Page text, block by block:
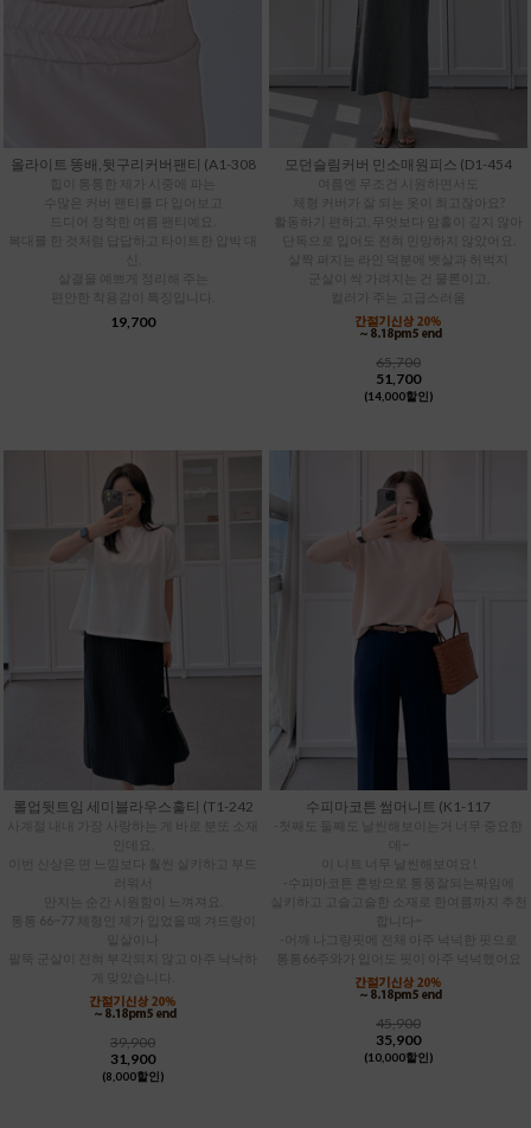
올라이트 똥배,뒷구리커버팬티 (A1-308
힙이 통통한 제가 시중에 파는
수많은 커버 팬티를 다 입어보고
복대를 한 것처럼 답답하고 타이트한 압박 대
신,
살결을 예쁘게 정리해 주는
19,700
모던슬림커버 민소매원피스 (D1-454
여름엔 무조건 시원하면서도
체형 커버가 잘 되는 옷이 최고잖아요?
활동하기 편하고, 무엇보다 암홀이 깊지 않아
단독으로 입어도 전혀 민망하지 않았어요.
살짝 퍼지는 라인 덕분에 뱃살과 허벅지
군살이 싹 가려지는 건 물론이고,
컬러가 주는 고급스러움
65,700
51,700
(14,000할인)
롤업뒷트임 세미블라우스훌티 (T1-242
사계절 내내 가장 사랑하는 게 바로 분또 소재
이번 신상은 면 느낌보다 훨씬 실키하고 부드
러워서
만지는 순간 시원함이 느껴져요.
통통 66~77 체형인 제가 입었을 때 겨드랑이
팔뚝 군살이 전혀 부각되지 않고 아주 낙낙하
39,900
31,900
(8,000할인)
수피마코튼 썸머니트 (K1-117
-첫째도 둘째도 날씬해보이는거 너무 중요한
-수피마코튼 혼방으로 통풍잘되는짜임에
실키하고 고슬고슬한 소재로 한여름까지 추천
-어깨 나그랑핏에 전체 아주 넉넉한 핏으로
통통66주와가 입어도 핏이 아주 넉넉했어요
45,900
35,900
(10,000할인)